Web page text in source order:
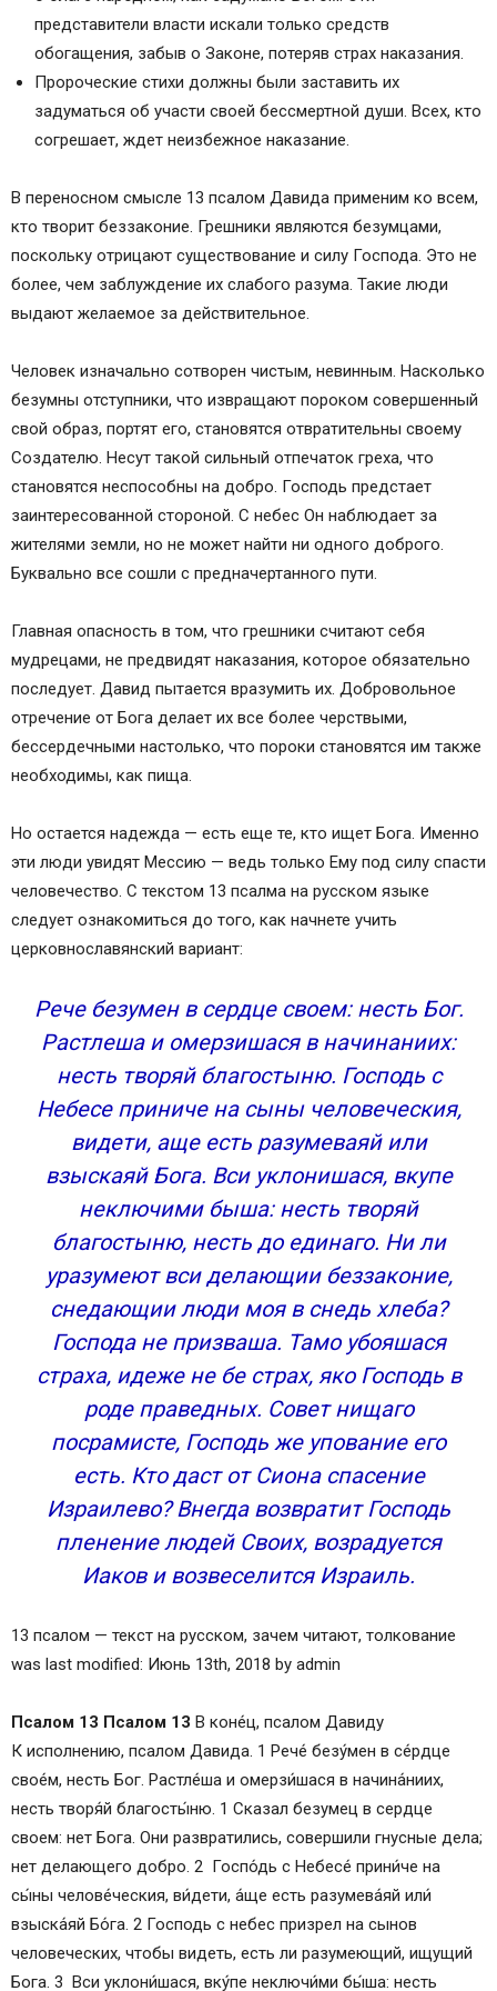
представители власти искали только средств
обогащения, забыв о Законе, потеряв страх наказания.
Пророческие стихи должны были заставить их
задуматься об участи своей бессмертной души. Всех, кто
согрешает, ждет неизбежное наказание.
В переносном смысле 13 псалом Давида применим ко всем,
кто творит беззаконие. Грешники являются безумцами,
поскольку отрицают существование и силу Господа. Это не
более, чем заблуждение их слабого разума. Такие люди
выдают желаемое за действительное.
Человек изначально сотворен чистым, невинным. Насколько
безумны отступники, что извращают пороком совершенный
свой образ, портят его, становятся отвратительны своему
Создателю. Несут такой сильный отпечаток греха, что
становятся неспособны на добро. Господь предстает
заинтересованной стороной. С небес Он наблюдает за
жителями земли, но не может найти ни одного доброго.
Буквально все сошли с предначертанного пути.
Главная опасность в том, что грешники считают себя
мудрецами, не предвидят наказания, которое обязательно
последует. Давид пытается вразумить их. Добровольное
отречение от Бога делает их все более черствыми,
бессердечными настолько, что пороки становятся им также
необходимы, как пища.
Но остается надежда — есть еще те, кто ищет Бога. Именно
эти люди увидят Мессию — ведь только Ему под силу спасти
человечество. С текстом 13 псалма на русском языке
следует ознакомиться до того, как начнете учить
церковнославянский вариант:
Рече безумен в сердце своем: несть Бог.
Растлеша и омерзишася в начинаниих:
несть творяй благостыню. Господь с
Небесе приниче на сыны человеческия,
видети, аще есть разумеваяй или
взыскаяй Бога. Вси уклонишася, вкупе
неключими быша: несть творяй
благостыню, несть до единаго. Ни ли
уразумеют вси делающии беззаконие,
снедающии люди моя в снедь хлеба?
Господа не призваша. Тамо убояшася
страха, идеже не бе страх, яко Господь в
роде праведных. Совет нищаго
посрамисте, Господь же упование его
есть. Кто даст от Сиона спасение
Израилево? Внегда возвратит Господь
пленение людей Своих, возрадуется
Иаков и возвеселится Израиль.
13 псалом — текст на русском, зачем читают, толкование
was last modified: Июнь 13th, 2018 by admin
Псалом 13 Псалом 13 В коне́ц, псалом Давиду
К исполнению, псалом Давида. 1 Рече́ безу́мен в се́рдце
свое́м, несть Бог. Растле́ша и омерзи́шася в начина́ниих,
несть творя́й благосты́ню. 1 Сказал безумец в сердце
своем: нет Бога. Они развратились, совершили гнусные дела;
нет делающего добро. 2 Госпо́дь с Небесе́ прини́че на
сы́ны челове́чeския, ви́дети, а́ще eсть разумева́яй или́
взыска́яй Бо́га. 2 Господь с небес призрел на сынов
человеческих, чтобы видеть, есть ли разумеющий, ищущий
Бога. 3 Вси уклони́шася, вку́пе неключи́ми бы́ша: несть